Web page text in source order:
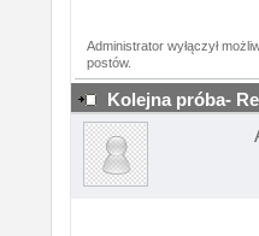
Administrator wyłączył
postów.
Kolejna próba-